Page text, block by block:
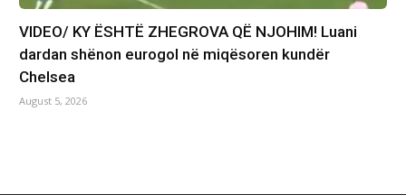
VIDEO/ KY ËSHTË ZHEGROVA QË NJOHIM! Luani
dardan shënon eurogol në miqësoren kundër
Chelsea
August 5, 2026